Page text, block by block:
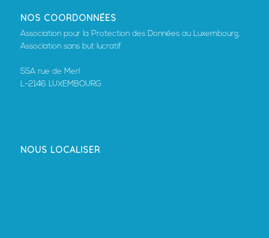
NOS COORDONNÉES
Association pour la Protection des Données au Luxembourg,
Association sans but lucratif
55A rue de Merl
L-2146 LUXEMBOURG
NOUS LOCALISER